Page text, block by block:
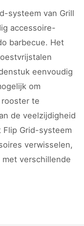
systeem van Grill
accessoire-
barbecue. Het
eenvoudig
om
te
de veelzijdigheid
Flip Grid-systeem
verwisselen,
verschillende